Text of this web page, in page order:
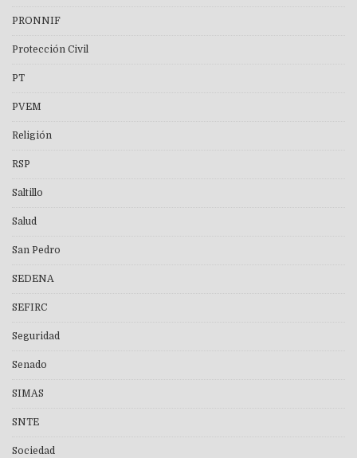
PRONNIF
Protección Civil
PT
PVEM
Religión
RSP
Saltillo
Salud
San Pedro
SEDENA
SEFIRC
Seguridad
Senado
SIMAS
SNTE
Sociedad